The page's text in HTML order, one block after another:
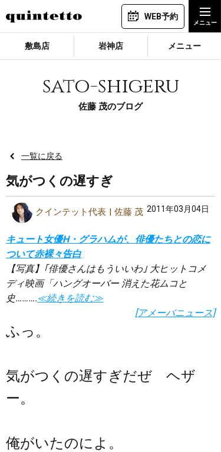
WEB予約
敷島店 岩神店 メニュー
sato-shigeru
佐藤 茂のブログ
一覧に戻る
気がつくの遅すぎ
クインテット代表 佐藤 茂 2011年03月04日
キュート女優H・グラハムが、俳優たちとの恋に
ついて赤裸々告白
【写真】｢俳優さんはもういいわ｣ 大ヒットコメ
ディ映画「ハングオーバー 消えた花ムコと
史……….≪続きを読む≫
[アメーバニュース]
ふっ。
気がつくの遅すぎだぜ ヘザ
ー。
俺がいたのによ。